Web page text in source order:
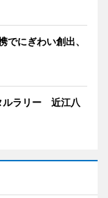
にぎわい創出、
ルラリー 近江八